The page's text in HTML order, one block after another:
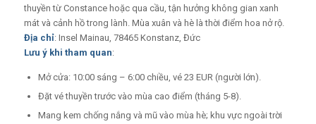
thuyền từ Constance hoặc qua cầu, tận hưởng không gian xanh
mát và cảnh hồ trong lành. Mùa xuân và hè là thời điểm hoa nở rộ.
Địa chỉ: Insel Mainau, 78465 Konstanz, Đức
Lưu ý khi tham quan:
Mở cửa: 10:00 sáng – 6:00 chiều, vé 23 EUR (người lớn).
Đặt vé thuyền trước vào mùa cao điểm (tháng 5-8).
Mang kem chống nắng và mũ vào mùa hè; khu vực ngoài trời